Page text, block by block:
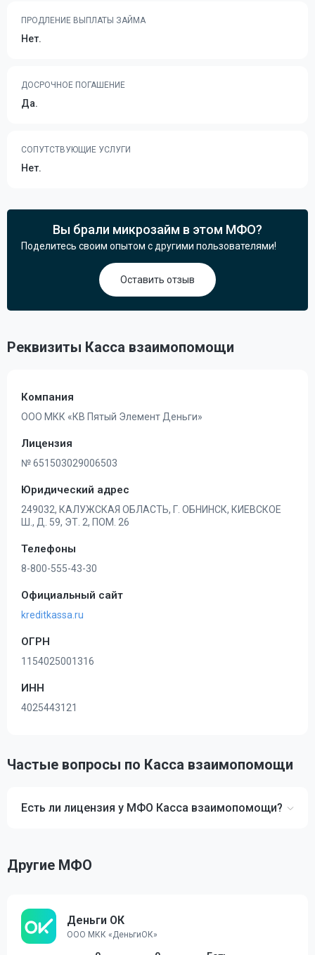
ПРОДЛЕНИЕ ВЫПЛАТЫ ЗАЙМА
Нет.
ДОСРОЧНОЕ ПОГАШЕНИЕ
Да.
СОПУТСТВУЮЩИЕ УСЛУГИ
Нет.
Вы брали микрозайм в этом МФО?
Поделитесь своим опытом с другими пользователями!
Оставить отзыв
Реквизиты Касса взаимопомощи
Компания
ООО МКК «КВ Пятый Элемент Деньги»
Лицензия
№ 651503029006503
Юридический адрес
249032, КАЛУЖСКАЯ ОБЛАСТЬ, Г. ОБНИНСК, КИЕВСКОЕ
Ш., Д. 59, ЭТ. 2, ПОМ. 26
Телефоны
8-800-555-43-30
Официальный сайт
kreditkassa.ru
ОГРН
1154025001316
ИНН
4025443121
Частые вопросы по Касса взаимопомощи
Есть ли лицензия у МФО Касса взаимопомощи?
Другие МФО
Деньги ОК
ООО МКК «ДеньгиОК»